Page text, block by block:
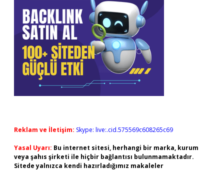
Reklam ve İletişim: Skype: live:.cid.575569c608265c69
Yasal Uyarı: Bu internet sitesi, herhangi bir marka, kurum
veya şahıs şirketi ile hiçbir bağlantısı bulunmamaktadır.
Sitede yalnızca kendi hazırladığımız makaleler